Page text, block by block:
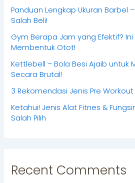
Panduan Lengkap Ukuran Barbel
Salah Beli!
Gym Berapa Jam yang Efektif? Ini
Membentuk Otot!
Kettlebell – Bola Besi Ajaib untuk
Secara Brutal!
3 Rekomendasi Jenis Pre Workout
Ketahui! Jenis Alat Fitnes &
Salah Pilih
Recent Comments